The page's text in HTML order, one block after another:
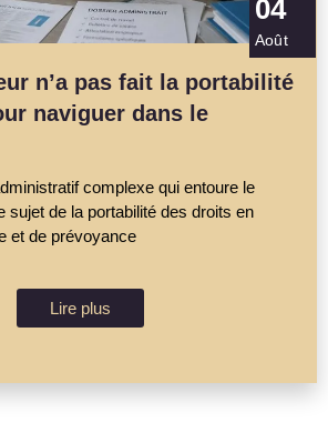
04
Août
n’a pas fait la portabilité
naviguer dans le
complexe qui entoure le
sujet de la portabilité des droits en
et de prévoyance
Lire plus